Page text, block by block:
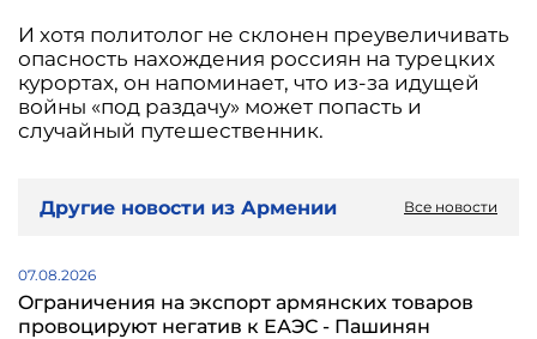
И хотя политолог не склонен преувеличивать
опасность нахождения россиян на турецких
курортах, он напоминает, что из-за идущей
войны «под раздачу» может попасть и
случайный путешественник.
Другие новости из Армении Все новости
07.08.2026
Oграничения на экспорт армянских товаров
провоцируют негатив к ЕАЭС - Пашинян